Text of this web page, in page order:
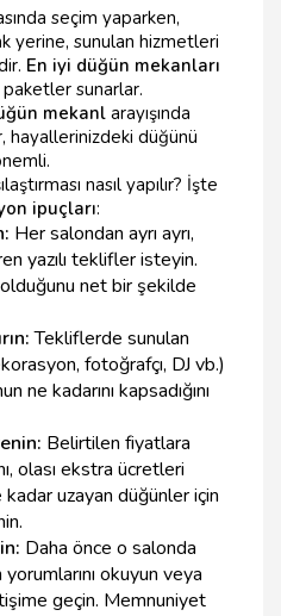
seçim yaparken,
yerine, sunulan hizmetleri
En iyi düğün mekanları
sunarlar.
mekanl arayışında
hayallerinizdeki düğünü
nasıl yapılır? İşte
ipuçları:
Her salondan ayrı ayrı,
yazılı teklifler isteyin.
net bir şekilde
Tekliflerde sunulan
fotoğrafçı, DJ vb.)
ne kadarını kapsadığını
Belirtilen fiyatlara
olası ekstra ücretleri
uzayan düğünler için
Daha önce o salonda
okuyun veya
geçin. Memnuniyet